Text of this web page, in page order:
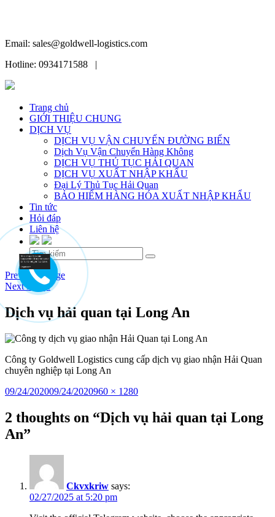
Email: sales@goldwell-logistics.com
Hotline: 0934171588 |
Trang chủ
GIỚI THIỆU CHUNG
DỊCH VỤ
DỊCH VỤ VẬN CHUYỂN ĐƯỜNG BIỂN
Dịch Vụ Vận Chuyển Hàng Không
DỊCH VỤ THỦ TỤC HẢI QUAN
DỊCH VỤ XUẤT NHẬP KHẨU
Đại Lý Thủ Tục Hải Quan
BẢO HIỂM HÀNG HÓA XUẤT NHẬP KHẨU
Tin tức
Hỏi đáp
Liên hệ
Skip
to
content
Previous Image
Next Image
Dịch vụ hải quan tại Long An
Công ty Goldwell Logistics cung cấp dịch vụ giao nhận Hải Quan
chuyên nghiệp tại Long An
Posted
09/24/202009/24/2020Full
960 × 1280
2 thoughts on “Dịch vụ hải quan tại Long
An”
Ckvxkriw says:
02/27/2025 at 5:20 pm